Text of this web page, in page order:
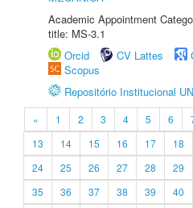
Academic Appointment
title: MS-3.1
Orcid
CV Lattes
Scopus
Repositório Institucional
« 1 2 3 4 5 6
13
14 15 16 17 18
24
25 26 27 28 29
35
36 37 38 39 40